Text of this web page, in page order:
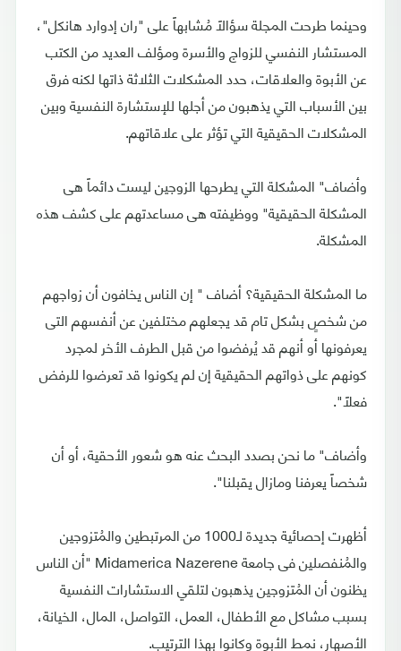
وحينما طرحت المجلة سؤالاً مُشابهاً على "ران إدوارد هانكل"،
المستشار النفسي للزواج والأسرة ومؤلف العديد من الكتب
عن الأبوة والعلاقات، حدد المشكلات الثلاثة ذاتها لكنه فرق
بين الأسباب التي يذهبون من أجلها للإستشارة النفسية وبين
المشكلات الحقيقية التي تؤثر على علاقاتهم.
وأضاف" المشكلة التي يطرحها الزوجين ليست دائماً هى
المشكلة الحقيقية" ووظيفته هى مساعدتهم على كشف هذه
المشكلة.
ما المشكلة الحقيقية؟ أضاف " إن الناس يخافون أن زواجهم
من شخصٍ بشكل تام قد يجعلهم مختلفين عن أنفسهم التى
يعرفونها أو أنهم قد يُرفضوا من قبل الطرف الأخر لمجرد
كونهم على ذواتهم الحقيقية إن لم يكونوا قد تعرضوا للرفض
فعلاً".
وأضاف" ما نحن بصدد البحث عنه هو شعور الأحقية، أو أن
شخصاً يعرفنا ومازال يقبلنا".
أظهرت إحصائية جديدة لـ1000 من المرتبطين والمُتزوجين
والمُنفصلين فى جامعة Midamerica Nazerene "أن الناس
يظنون أن المُتزوجين يذهبون لتلقي الاستشارات النفسية
بسبب مشاكل مع الأطفال، العمل، التواصل، المال، الخيانة،
الأصهار، نمط الأبوة وكانوا بهذا الترتيب.